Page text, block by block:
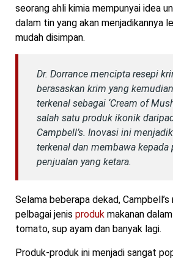
seorang ahli kimia mempunyai idea
dalam tin yang akan menjadikannya
mudah disimpan.
Dr. Dorrance mencipta resepi
berasaskan krim yang
terkenal sebagai ‘Cream of
salah satu produk ikonik
Campbell’s. Inovasi ini
terkenal dan membawa kepada
penjualan yang ketara.
Selama beberapa dekad,
pelbagai jenis produk makanan
tomato, sup ayam dan banyak lagi.
Produk-produk ini menjadi sangat